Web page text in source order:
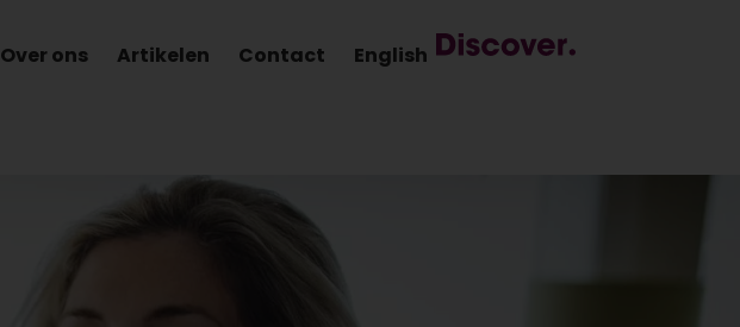
Over ons Artikelen Contact English